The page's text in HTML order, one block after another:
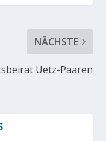
NÄCHSTE
Uetz-Paaren